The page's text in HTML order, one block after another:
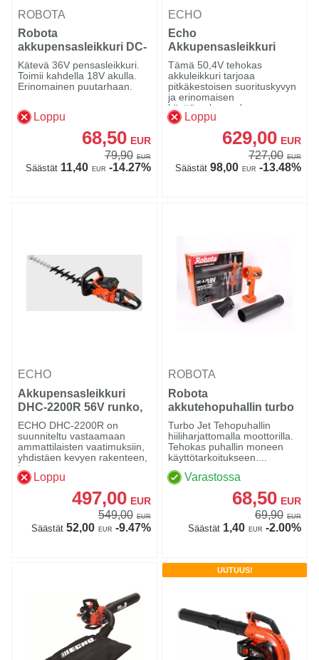
ROBOTA
Robota
akkupensasleikkuri DC-
HT36V runko
Kätevä 36V pensasleikkuri.
Toimii kahdella 18V akulla.
Erinomainen puutarhaan.
Loppu
68,50 EUR
79,90 EUR
Säästät11,40 EUR -14.27%
ECHO
Echo
Akkupensasleikkuri
DHCS-2800 56V runko
Tämä 50,4V tehokas
akkuleikkuri tarjoaa
pitkäkestoisen suorituskyvyn
ja erinomaisen
käyttömukavuude...
Loppu
629,00 EUR
727,00 EUR
Säästät98,00 EUR -13.48%
ECHO
Akkupensasleikkuri
DHC-2200R 56V runko,
Echo
ECHO DHC-2200R on
suunniteltu vastaamaan
ammattilaisten vaatimuksiin,
yhdistäen kevyen rakenteen,
t...
Loppu
497,00 EUR
549,00 EUR
Säästät52,00 EUR -9.47%
ROBOTA
Robota
akkutehopuhallin turbo
DC-AJ18V runko
Turbo Jet Tehopuhallin
hiiliharjattomalla moottorilla.
Tehokas puhallin moneen
käyttötarkoitukseen....
Varastossa
68,50 EUR
69,90 EUR
Säästät1,40 EUR -2.00%
UUTUUS!